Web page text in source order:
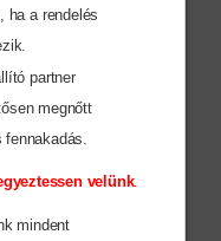
- 23 L
ha a rendelés
partner
megnőtt
velünk
mindent